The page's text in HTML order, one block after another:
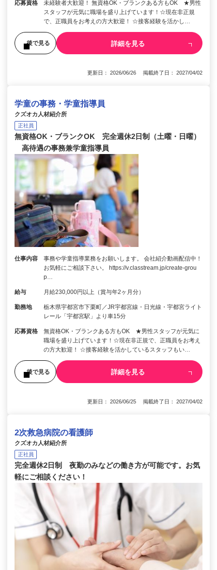
応募資格
未経験者大歓迎！ 無資格OK・ブランクある方もOK ★男性
スタッフが元気に職場を盛り上げています！☆現在非正規
で、正職員をお考えの方大歓迎！ ☆接客経験を活かし…
後で見る 詳細を見る
更新日： 2026/06/26 掲載終了日： 2027/04/02
学童の事務・学童指導員
クズオカ人材紹介所
正社員
無資格OK・ブランクOK 完全週休2日制（土曜・日曜）
高待遇の事務兼学童指導員
仕事内容
事務や学童指導業務をお願いします。 会社紹介動画配信中！
お気軽にご相談下さい。 https://v.classtream.jp/create-grou
p…
給与 月給230,000円以上（賞与年2ヶ月分）
勤務地
栃木県宇都宮市下栗町／JR宇都宮線・日光線・宇都宮ライト
レール「宇都宮駅」より車15分
応募資格
無資格OK・ブランクある方もOK ★男性スタッフが元気に
職場を盛り上げています！☆現在非正規で、正職員をお考え
の方大歓迎！ ☆接客経験を活かしているスタッフもい…
後で見る 詳細を見る
更新日： 2026/06/25 掲載終了日： 2027/04/02
2次救急病院の看護師
クズオカ人材紹介所
正社員
完全週休2日制 夜勤のみなどの働き方が可能です。お気
軽にご相談ください！